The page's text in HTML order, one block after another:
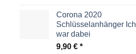
Corona 2020
Schlüsselanhänger Ich
war dabei
9,90 €